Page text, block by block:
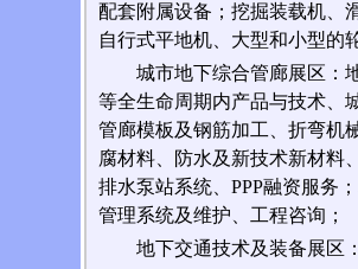
配套附属设备；挖掘装载机、
自行式平地机、大型和小型的
城市地下综合管廊展区：
等全生命周期内产品与技术、
管廊模板及钢筋加工、折弯机
腐材料、防水及新技术新材料
排水泵站系统、PPP融资服务
管理系统及维护、工程咨询；
地下交通技术及装备展区